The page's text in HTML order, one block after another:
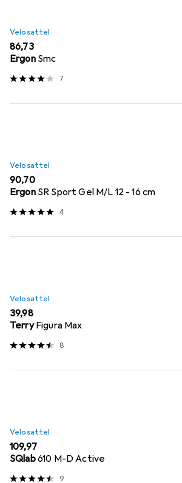
Velosattel
EUR
86,73
Ergon Smc
7
Velosattel
EUR
90,70
Ergon SR Sport Gel M/L 12 - 16 cm
4
Velosattel
EUR
39,98
Terry Figura Max
8
Velosattel
EUR
109,97
SQlab610 M-D Active
9